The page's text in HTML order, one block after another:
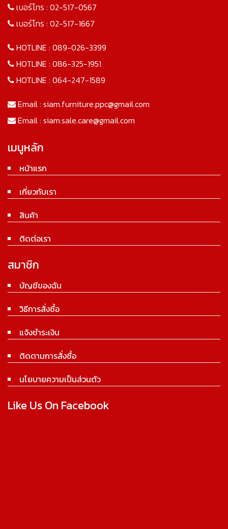
เบอร์โทร : 02-517-0567
เบอร์โทร : 02-517-1667
HOTLINE : 089-026-3399
HOTLINE : 086-325-1951
HOTLINE : 064-247-1589
Email : siam.furniture.ppc@gmail.com
Email : siam.sale.care@gmail.com
เมนูหลัก
หน้าแรก
เกี่ยวกับเรา
สินค้า
ติดต่อเรา
สมาชิก
บัญชีของฉัน
วิธีการสั่งซื้อ
แจ้งชำระเงิน
ติดตามการสั่งซื้อ
นโยบายความเป็นส่วนตัว
Like Us On Facebook